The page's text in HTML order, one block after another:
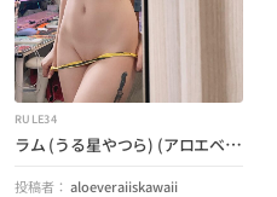
RULE34
ラム (うる星やつら) (アロエベライスカワイイ)
投稿者： aloeveraiiskawaii